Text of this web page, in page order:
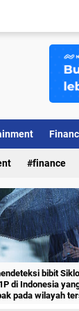
finance
travel
bibit
di Indonesia
pada wilayah